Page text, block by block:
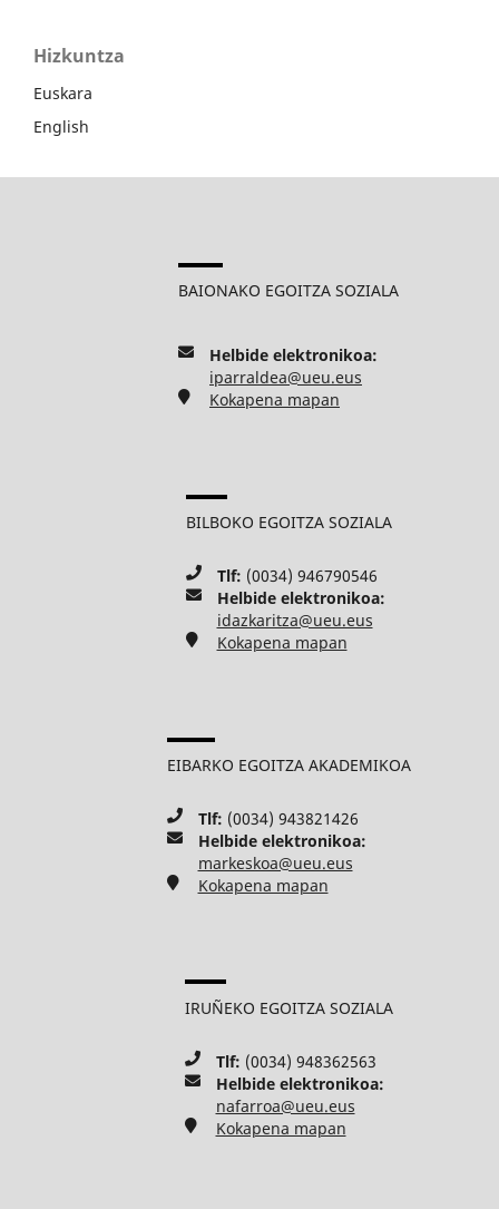
Hizkuntza
Euskara
English
BAIONAKO EGOITZA SOZIALA
Helbide elektronikoa:
iparraldea@ueu.eus
Kokapena mapan
BILBOKO EGOITZA SOZIALA
Tlf: (0034) 946790546
Helbide elektronikoa:
idazkaritza@ueu.eus
Kokapena mapan
EIBARKO EGOITZA AKADEMIKOA
Tlf: (0034) 943821426
Helbide elektronikoa:
markeskoa@ueu.eus
Kokapena mapan
IRUÑEKO EGOITZA SOZIALA
Tlf: (0034) 948362563
Helbide elektronikoa:
nafarroa@ueu.eus
Kokapena mapan